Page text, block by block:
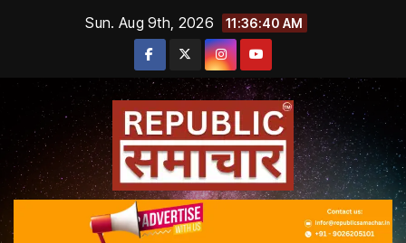
Sun. Aug 9th, 2026 11:36:41 AM